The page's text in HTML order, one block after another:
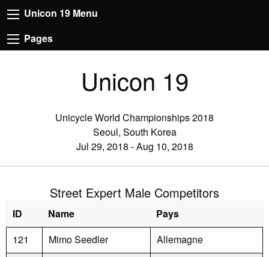
Unicon 19 Menu
Pages
Unicon 19
Unicycle World Championships 2018
Seoul, South Korea
Jul 29, 2018 - Aug 10, 2018
Street Expert Male Competitors
ID Name
Pays
121
Mimo Seedler
Allemagne